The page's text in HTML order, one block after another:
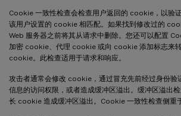
Cookie 一致性检查会检查用户返回的 cookie，以验
该用户设置的 cookie 相匹配。如果找到修改过的
Web 服务器之前将其从请求中删除。您还可以配置
加密 cookie、代理 cookie 或向 cookie 添加标志来
cookie。此检查适用于请求和响应。
攻击者通常会修改 cookie，通过冒充先前经过身份验
信息的访问权限，或者造成缓冲区溢出。缓冲区溢出
长 cookie 造成缓冲区溢出。Cookie 一致性检查侧重